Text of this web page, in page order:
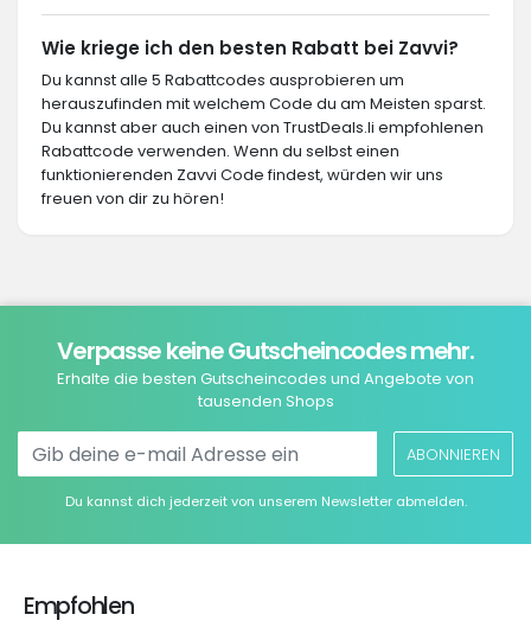
Wie kriege ich den besten Rabatt bei Zavvi?
Du kannst alle 5 Rabattcodes ausprobieren um
herauszufinden mit welchem Code du am Meisten sparst.
Du kannst aber auch einen von TrustDeals.li empfohlenen
Rabattcode verwenden. Wenn du selbst einen
funktionierenden Zavvi Code findest, würden wir uns
freuen von dir zu hören!
Verpasse keine Gutscheincodes mehr.
Erhalte die besten Gutscheincodes und Angebote von
tausenden Shops
ABONNIEREN
Du kannst dich jederzeit von unserem Newsletter abmelden.
Empfohlen